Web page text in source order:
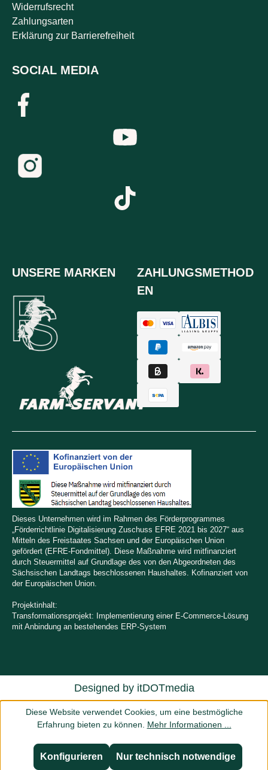
Widerrufsrecht
Zahlungsarten
Erklärung zur Barrierefreiheit
SOCIAL MEDIA
UNSERE MARKEN
ZAHLUNGSMETHOD
EN
Dieses Unternehmen wird im Rahmen des Förderprogrammes
„Förderrichtlinie Digitalisierung Zuschuss EFRE 2021 bis 2027“ aus
Mitteln des Freistaates Sachsen und der Europäischen Union
gefördert (EFRE-Fondmittel). Diese Maßnahme wird mitfinanziert
durch Steuermittel auf Grundlage des von den Abgeordneten des
Sächsischen Landtags beschlossenen Haushaltes. Kofinanziert von
der Europäischen Union.
Projektinhalt:
Transformationsprojekt: Implementierung einer E-Commerce-Lösung
mit Anbindung an bestehendes ERP-System
Designed by itDOTmedia
Diese Website verwendet Cookies, um eine bestmögliche
Erfahrung bieten zu können. Mehr Informationen ...
Nur technisch notwendige
Konfigurieren